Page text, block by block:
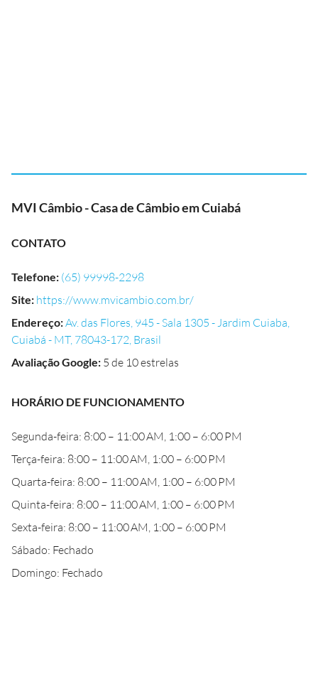
MVI Câmbio - Casa de Câmbio em Cuiabá
CONTATO
Telefone: (65) 99998-2298
Site: https://www.mvicambio.com.br/
Endereço:Av. das Flores, 945 - Sala 1305 - Jardim Cuiaba,
Cuiabá - MT, 78043-172, Brasil
Avaliação Google: 5 de 10 estrelas
HORÁRIO DE FUNCIONAMENTO
Segunda-feira: 8:00 – 11:00 AM, 1:00 – 6:00 PM
Terça-feira: 8:00 – 11:00 AM, 1:00 – 6:00 PM
Quarta-feira: 8:00 – 11:00 AM, 1:00 – 6:00 PM
Quinta-feira: 8:00 – 11:00 AM, 1:00 – 6:00 PM
Sexta-feira: 8:00 – 11:00 AM, 1:00 – 6:00 PM
Sábado: Fechado
Domingo: Fechado